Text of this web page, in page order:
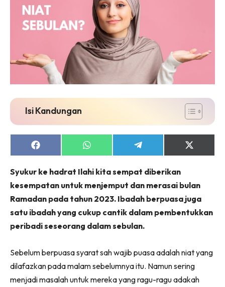
Isi Kandungan
Share
on
Share
on
Share
on
Share
on
Syukur ke hadrat Ilahi kita sempat diberikan
kesempatan untuk menjemput dan merasai bulan
Ramadan pada tahun 2023. Ibadah berpuasa juga
satu ibadah yang cukup cantik dalam pembentukkan
peribadi seseorang dalam sebulan.
Sebelum berpuasa syarat sah wajib puasa adalah niat yang
dilafazkan pada malam sebelumnya itu. Namun sering
menjadi masalah untuk mereka yang ragu-ragu adakah